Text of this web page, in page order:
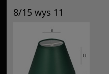
8/15 wys 11